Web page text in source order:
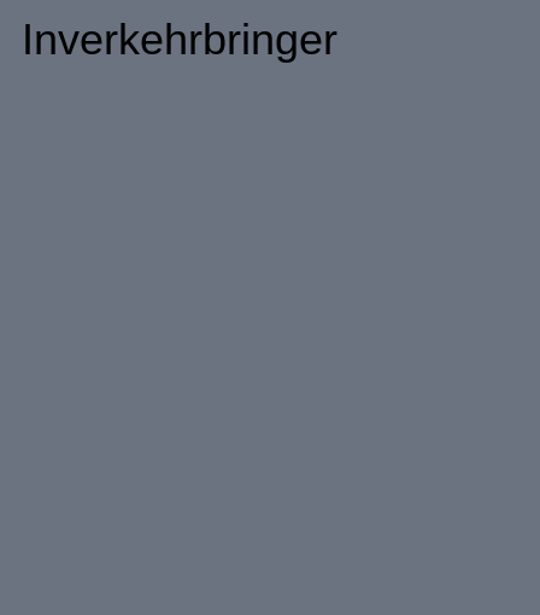
Inverkehrbringer